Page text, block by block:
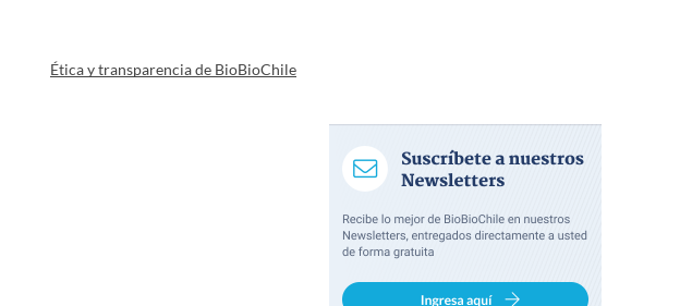
Ética y transparencia de BioBioChile